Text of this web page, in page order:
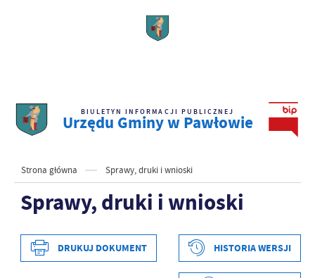
BIULETYN INFORMACJI PUBLICZNEJ
Urzędu Gminy w Pawłowie
Strona główna Sprawy, druki i wnioski
Sprawy, druki i wnioski
DRUKUJ DOKUMENT HISTORIA WERSJI